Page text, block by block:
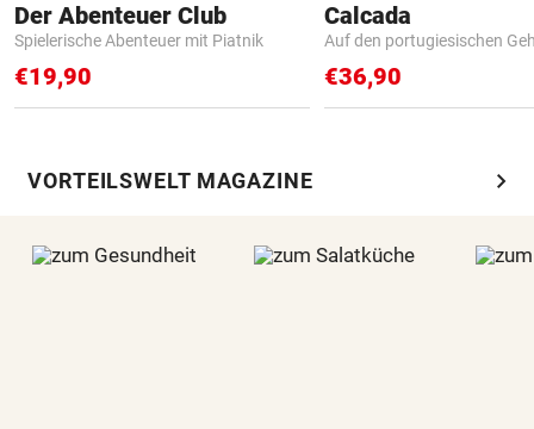
Der Abenteuer Club
Spielerische Abenteuer mit Piatnik
€19,90
Calcada
Auf den portugiesischen
€36,90
VORTEILSWELT MAGAZINE chevron_right